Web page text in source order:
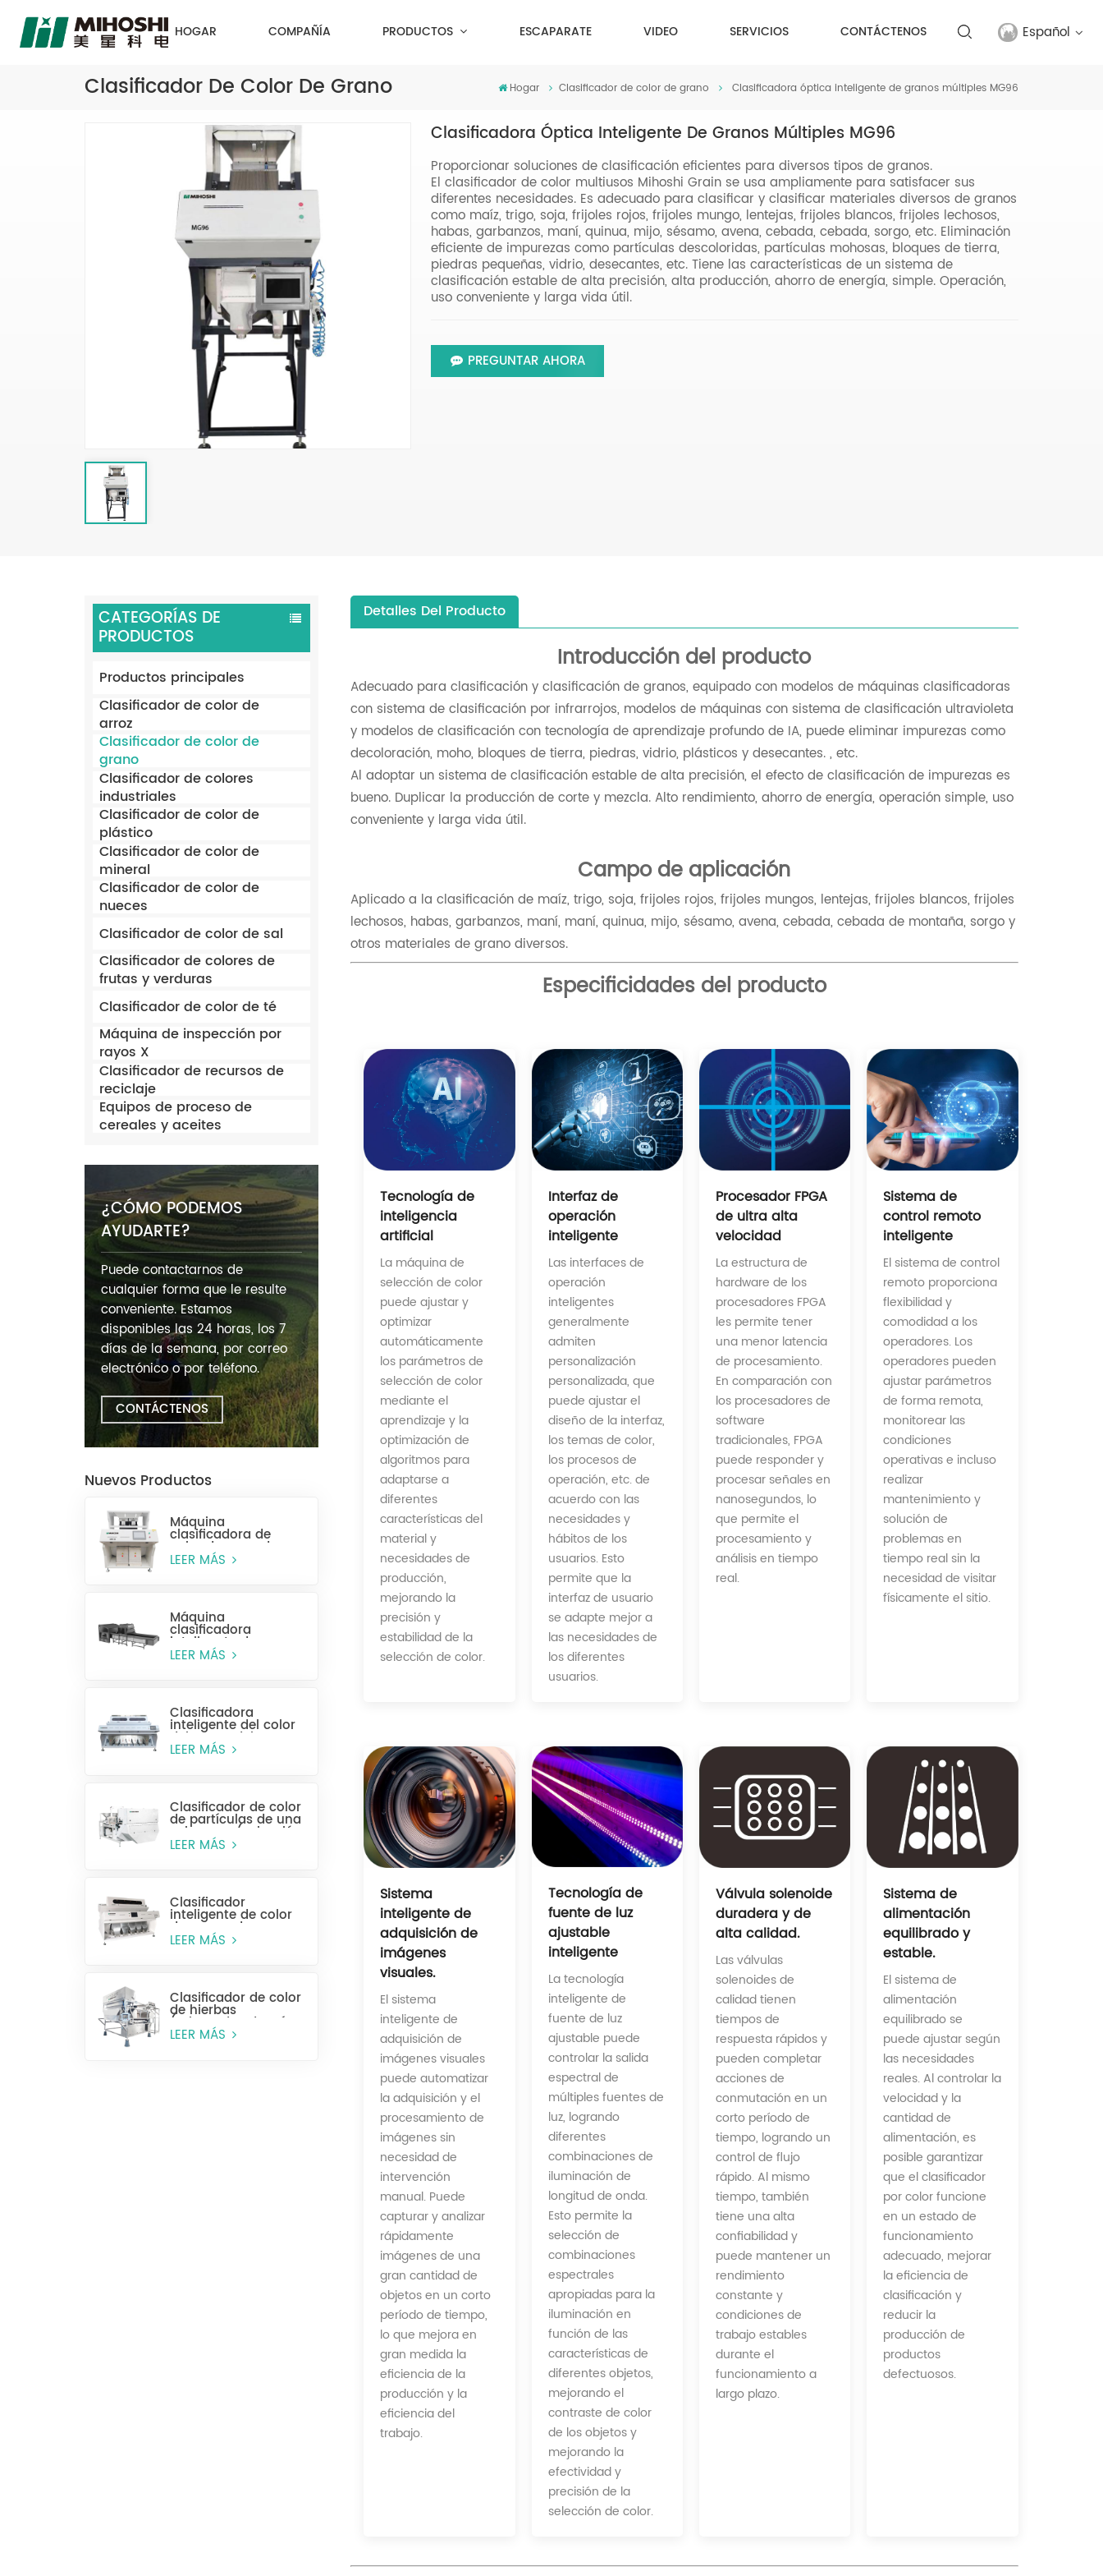
HOGAR COMPAÑÍA PRODUCTOS ESCAPARATE VIDEO SERVICIOS CONTÁCTENOS Español
español
Türkçe
العربية
Clasificador De Color De Grano Hogar Clasificador de color de grano Clasificadora óptica inteligente de granos múltiples MG96
Clasificadora Óptica Inteligente De Granos Múltiples MG96
Proporcionar soluciones de clasificación eficientes para diversos tipos de granos.
El clasificador de color multiusos Mihoshi Grain se usa ampliamente para satisfacer sus
diferentes necesidades. Es adecuado para clasificar y clasificar materiales diversos de granos
como maíz, trigo, soja, frijoles rojos, frijoles mungo, lentejas, frijoles blancos, frijoles lechosos,
habas, garbanzos, maní, quinua, mijo, sésamo, avena, cebada, cebada, sorgo, etc. Eliminación
eficiente de impurezas como partículas descoloridas, partículas mohosas, bloques de tierra,
piedras pequeñas, vidrio, desecantes, etc. Tiene las características de un sistema de
clasificación estable de alta precisión, alta producción, ahorro de energía, simple. Operación,
uso conveniente y larga vida útil.
PREGUNTAR AHORA
CATEGORÍAS DE
PRODUCTOS
Productos principales
Clasificador de color de
arroz
Clasificador de color de
grano
Clasificador de colores
industriales
Clasificador de color de
plástico
Clasificador de color de
mineral
Clasificador de color de
nueces
Clasificador de color de sal
Clasificador de colores de
frutas y verduras
Clasificador de color de té
Máquina de inspección por
rayos X
Clasificador de recursos de
reciclaje
Equipos de proceso de
cereales y aceites
¿CÓMO PODEMOS
AYUDARTE?
Puede contactarnos de
cualquier forma que le resulte
conveniente. Estamos
disponibles las 24 horas, los 7
días de la semana, por correo
electrónico o por teléfono.
CONTÁCTENOS
Nuevos Productos
Máquina
clasificadora de
color de arroz de
alta eficiencia MR128
LEER MÁS
Máquina
clasificadora
inteligente de
plástico para
LEER MÁS
Clasificadora
inteligente del color
del grano del CCD
MG448
LEER MÁS
Clasificador de color
de partículas de una
sola capa (selección
húmeda)
LEER MÁS
Clasificador
inteligente de color
de anacardos
LEER MÁS
Clasificador de color
de hierbas
(rebanadas de raíz y
tallo)
LEER MÁS
Detalles Del Producto
Introducción del producto
Adecuado para clasificación y clasificación de granos, equipado con modelos de máquinas clasificadoras
con sistema de clasificación por infrarrojos, modelos de máquinas con sistema de clasificación ultravioleta
y modelos de clasificación con tecnología de aprendizaje profundo de IA, puede eliminar impurezas como
decoloración, moho, bloques de tierra, piedras, vidrio, plásticos y desecantes. , etc.
Al adoptar un sistema de clasificación estable de alta precisión, el efecto de clasificación de impurezas es
bueno. Duplicar la producción de corte y mezcla. Alto rendimiento, ahorro de energía, operación simple, uso
conveniente y larga vida útil.
Campo de aplicación
Aplicado a la clasificación de maíz, trigo, soja, frijoles rojos, frijoles mungos, lentejas, frijoles blancos, frijoles
lechosos, habas, garbanzos, maní, maní, quinua, mijo, sésamo, avena, cebada, cebada de montaña, sorgo y
otros materiales de grano diversos.
Especificidades del producto
Tecnología de
inteligencia
artificial
La máquina de
selección de color
puede ajustar y
optimizar
automáticamente
los parámetros de
selección de color
mediante el
aprendizaje y la
optimización de
algoritmos para
adaptarse a
diferentes
características del
material y
necesidades de
producción,
mejorando la
precisión y
estabilidad de la
selección de color.
Interfaz de
operación
inteligente
Las interfaces de
operación
inteligentes
generalmente
admiten
personalización
personalizada, que
puede ajustar el
diseño de la interfaz,
los temas de color,
los procesos de
operación, etc. de
acuerdo con las
necesidades y
hábitos de los
usuarios. Esto
permite que la
interfaz de usuario
se adapte mejor a
las necesidades de
los diferentes
usuarios.
Procesador FPGA
de ultra alta
velocidad
La estructura de
hardware de los
procesadores FPGA
les permite tener
una menor latencia
de procesamiento.
En comparación con
los procesadores de
software
tradicionales, FPGA
puede responder y
procesar señales en
nanosegundos, lo
que permite el
procesamiento y
análisis en tiempo
real.
Sistema de
control remoto
inteligente
El sistema de control
remoto proporciona
flexibilidad y
comodidad a los
operadores. Los
operadores pueden
ajustar parámetros
de forma remota,
monitorear las
condiciones
operativas e incluso
realizar
mantenimiento y
solución de
problemas en
tiempo real sin la
necesidad de visitar
físicamente el sitio.
Sistema
inteligente de
adquisición de
imágenes
visuales.
El sistema
inteligente de
adquisición de
imágenes visuales
puede automatizar
la adquisición y el
procesamiento de
imágenes sin
necesidad de
intervención
manual. Puede
capturar y analizar
rápidamente
imágenes de una
gran cantidad de
objetos en un corto
período de tiempo,
lo que mejora en
gran medida la
eficiencia de la
producción y la
eficiencia del
trabajo.
Tecnología de
fuente de luz
ajustable
inteligente
La tecnología
inteligente de
fuente de luz
ajustable puede
controlar la salida
espectral de
múltiples fuentes de
luz, logrando
diferentes
combinaciones de
iluminación de
longitud de onda.
Esto permite la
selección de
combinaciones
espectrales
apropiadas para la
iluminación en
función de las
características de
diferentes objetos,
mejorando el
contraste de color
de los objetos y
mejorando la
efectividad y
precisión de la
selección de color.
Válvula solenoide
duradera y de
alta calidad.
Las válvulas
solenoides de
calidad tienen
tiempos de
respuesta rápidos y
pueden completar
acciones de
conmutación en un
corto período de
tiempo, logrando un
control de flujo
rápido. Al mismo
tiempo, también
tiene una alta
confiabilidad y
puede mantener un
rendimiento
constante y
condiciones de
trabajo estables
durante el
funcionamiento a
largo plazo.
Sistema de
alimentación
equilibrado y
estable.
El sistema de
alimentación
equilibrado se
puede ajustar según
las necesidades
reales. Al controlar la
velocidad y la
cantidad de
alimentación, es
posible garantizar
que el clasificador
por color funcione
en un estado de
funcionamiento
adecuado, mejorar
la eficiencia de
clasificación y
reducir la
producción de
productos
defectuosos.